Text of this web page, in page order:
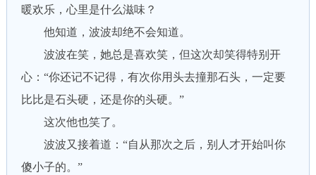
暖欢乐，心里是什么滋味？
他知道，波波却绝不会知道。
波波在笑，她总是喜欢笑，但这次却笑得特别开
心：“你还记不记得，有次你用头去撞那石头，一定要
比比是石头硬，还是你的头硬。”
这次他也笑了。
波波又接着道：“自从那次之后，别人才开始叫你
傻小子的。”